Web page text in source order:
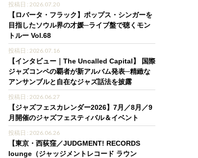
投稿日 : 2026.07.20
【ロバータ・フラック】ポップス・シンガーを
目指したソウル界の才媛─ライブ盤で聴くモン
トルー Vol.68
投稿日 : 2026.07.16
【インタビュー｜The Uncalled Capital】 国際
ジャズコンペの覇者が新アルバム発表─精緻な
アンサンブルと自在なジャズ話法を披露
投稿日 : 2026.06.27
【ジャズフェスカレンダー2026】7月／8月／9
月開催のジャズフェスティバル＆イベント
投稿日 : 2026.06.26
【東京・西荻窪／JUDGMENT! RECORDS
lounge（ジャッジメントレコード ラウン